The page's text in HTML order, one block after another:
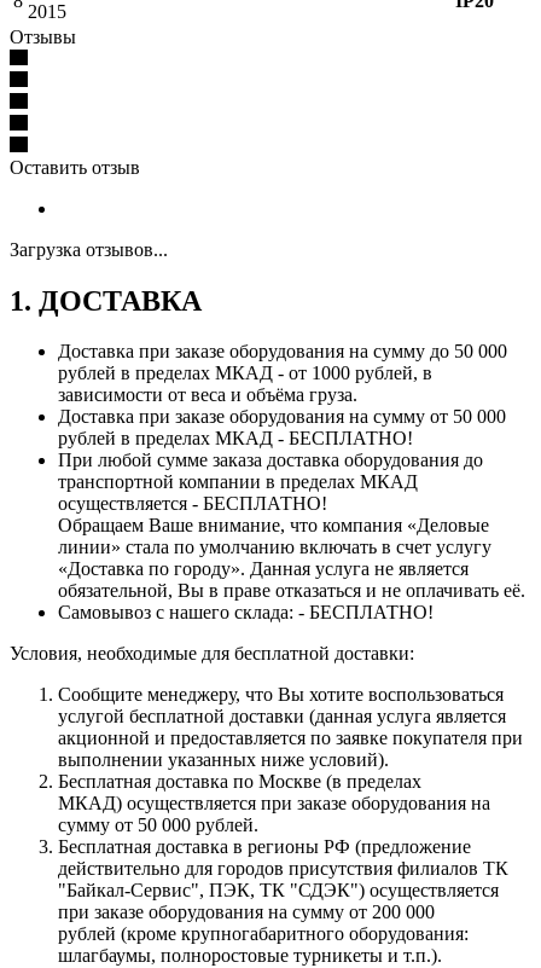
2015
Отзывы
Оставить отзыв
Загрузка отзывов...
1. ДОСТАВКА
Доставка при заказе оборудования на сумму до 50 000
рублей в пределах МКАД - от 1000 рублей, в
зависимости от веса и объёма груза.
Доставка при заказе оборудования на сумму от 50 000
рублей в пределах МКАД - БЕСПЛАТНО!
При любой сумме заказа доставка оборудования до
транспортной компании в пределах МКАД
осуществляется - БЕСПЛАТНО!
Обращаем Ваше внимание, что компания «Деловые
линии» стала по умолчанию включать в счет услугу
«Доставка по городу». Данная услуга не является
обязательной, Вы в праве отказаться и не оплачивать её.
Самовывоз с нашего склада: - БЕСПЛАТНО!
Условия, необходимые для бесплатной доставки:
Сообщите менеджеру, что Вы хотите воспользоваться
услугой бесплатной доставки (данная услуга является
акционной и предоставляется по заявке покупателя при
выполнении указанных ниже условий).
Бесплатная доставка по Москве (в пределах
МКАД) осуществляется при заказе оборудования на
сумму от 50 000 рублей.
Бесплатная доставка в регионы РФ (предложение
действительно для городов присутствия филиалов ТК
"Байкал-Сервис", ПЭК, ТК "СДЭК") осуществляется
при заказе оборудования на сумму от 200 000
рублей (кроме крупногабаритного оборудования:
шлагбаумы, полноростовые турникеты и т.п.).